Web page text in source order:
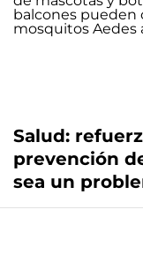
Salud:
prevención
sea un